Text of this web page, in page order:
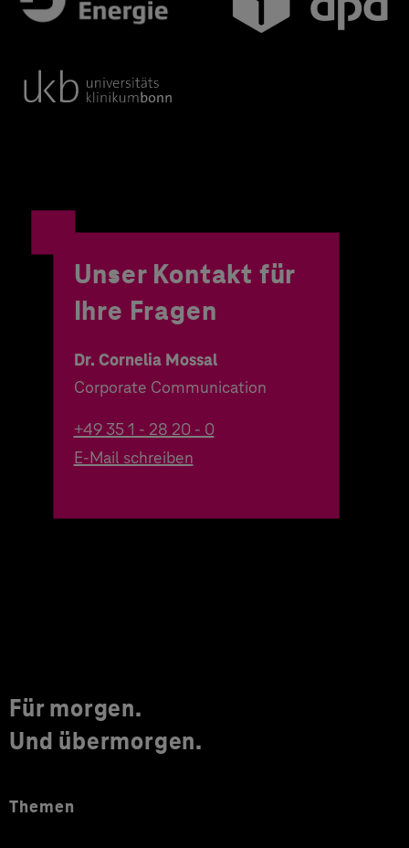
Unser Kontakt für
Ihre Fragen
Dr. Cornelia Mossal
Corporate Communication
+49 35 1 - 28 20 - 0
E-Mail schreiben
Für morgen.
Und übermorgen.
Themen